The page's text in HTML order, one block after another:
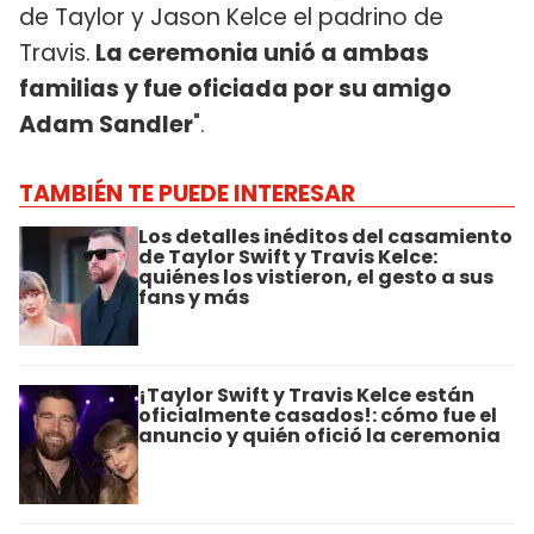
de Taylor y Jason Kelce el padrino de
Travis. La ceremonia unió a ambas
familias y fue oficiada por su amigo
Adam Sandler".
TAMBIÉN TE PUEDE INTERESAR
Los detalles inéditos del casamiento
de Taylor Swift y Travis Kelce:
quiénes los vistieron, el gesto a sus
fans y más
¡Taylor Swift y Travis Kelce están
oficialmente casados!: cómo fue el
anuncio y quién ofició la ceremonia